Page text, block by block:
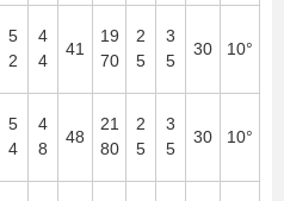
5
2
4
4
41
19
70
2
5
3
5
30 10°
5
4
4
8
48
21
80
2
5
3
5
30 10°